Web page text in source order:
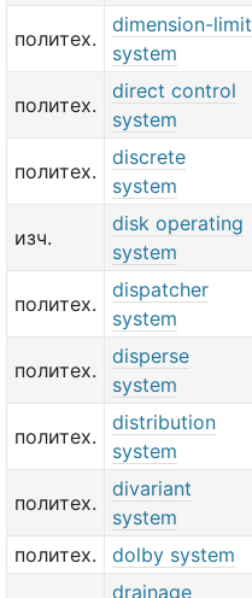
политех.
dimension-limit
system
политех.
direct control
system
политех.
discrete
system
изч.
disk operating
system
политех.
dispatcher
system
политех.
disperse
system
политех.
distribution
system
политех.
divariant
system
политех. dolby system
drainage